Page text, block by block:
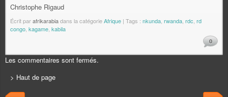
Christophe Rigaud
Écrit parafrikarabiadans la catégorieAfrique | Tags : nkunda rwanda rdc rd
congo kagame kabila
0
Les commentaires sont fermés.
> Haut de page